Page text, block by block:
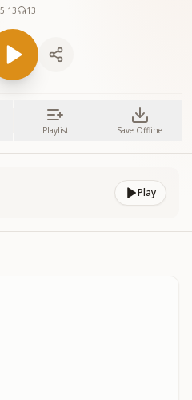
5:13 13
Playlist Save Offline
Play